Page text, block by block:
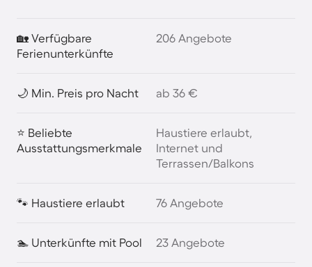
🏡 Verfügbare
Ferienunterkünfte
206 Angebote
🌙 Min. Preis pro Nacht ab 36 €
⭐ Beliebte
Ausstattungsmerkmale
Haustiere erlaubt,
Internet und
Terrassen/Balkons
🐾 Haustiere erlaubt 76 Angebote
🏊 Unterkünfte mit Pool 23 Angebote